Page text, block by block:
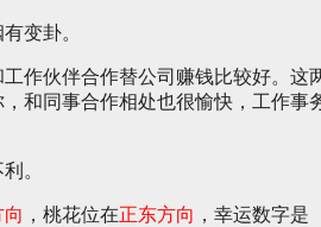
变卦。
作伙伴合作替公司赚钱比较好。这
和同事合作相处也很愉快，工作事
。
，桃花位在正东方向 ，幸运数字是